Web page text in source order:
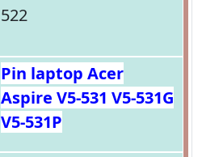
522
Pin laptop Acer
Aspire V5-531 V5-531G
V5-531P